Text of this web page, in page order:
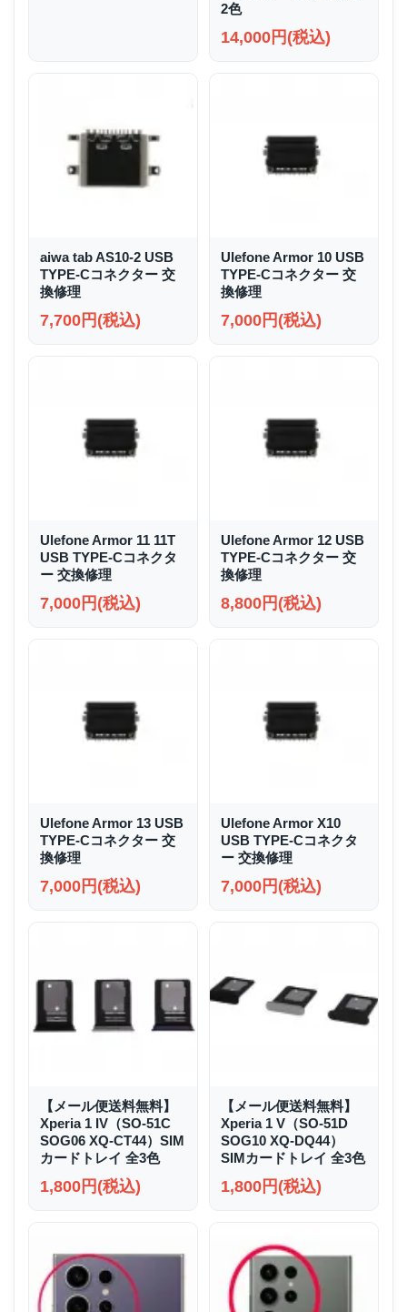
2色
14,000円(税込)
aiwa tab AS10-2 USB
TYPE-Cコネクター 交
換修理
7,700円(税込)
Ulefone Armor 10 USB
TYPE-Cコネクター 交
換修理
7,000円(税込)
Ulefone Armor 11 11T
USB TYPE-Cコネクタ
ー 交換修理
7,000円(税込)
Ulefone Armor 12 USB
TYPE-Cコネクター 交
換修理
8,800円(税込)
Ulefone Armor 13 USB
TYPE-Cコネクター 交
換修理
7,000円(税込)
Ulefone Armor X10
USB TYPE-Cコネクタ
ー 交換修理
7,000円(税込)
【メール便送料無料】
Xperia 1 IV（SO-51C
SOG06 XQ-CT44）SIM
カードトレイ 全3色
1,800円(税込)
【メール便送料無料】
Xperia 1 V（SO-51D
SOG10 XQ-DQ44）
SIMカードトレイ 全3色
1,800円(税込)